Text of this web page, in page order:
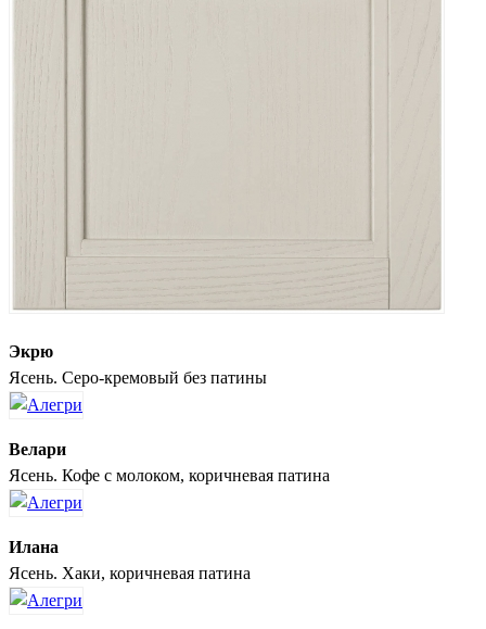
Экрю
Ясень. Серо-кремовый без патины
Велари
Ясень. Кофе с молоком, коричневая патина
Илана
Ясень. Хаки, коричневая патина